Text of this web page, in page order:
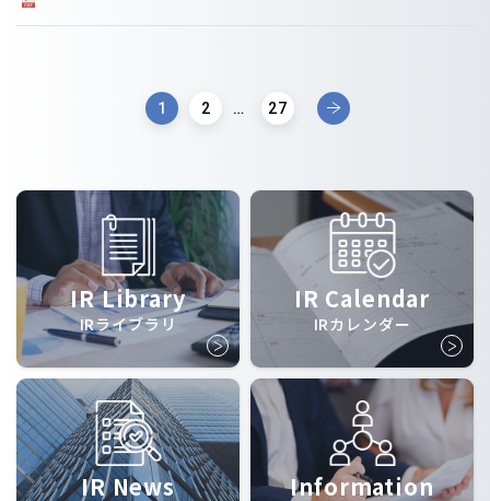
1 2 … 27
IR Library
IRライブラリ
IR Calendar
IRカレンダー
IR News Information